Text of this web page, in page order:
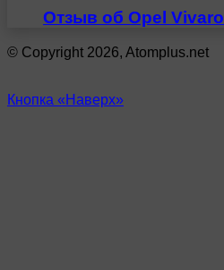
Отзыв об Opel Vivaro
© Copyright 2026, Atomplus.net
Кнопка «Наверх»